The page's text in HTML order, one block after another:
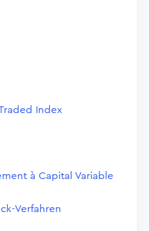
Index
à Capital Variable
Verfahren